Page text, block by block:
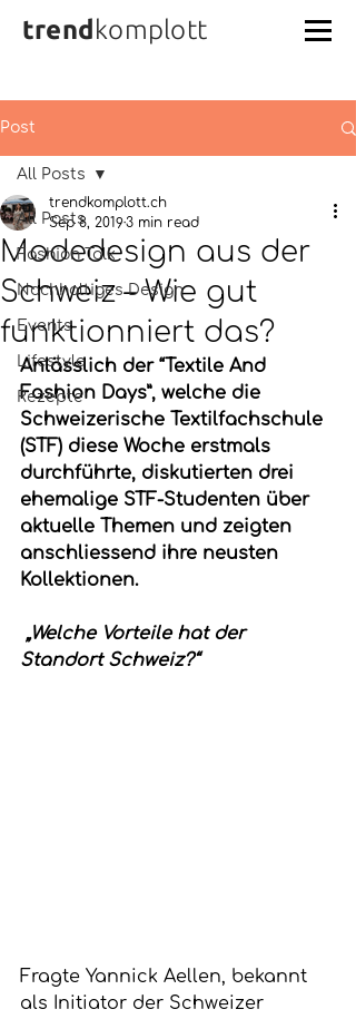
trend komplott
Post
All Posts
Fashion Talk
Nachhaltiges Design
Events
Lifestyle
Rezepte
All Posts
Modedesign aus der
Schweiz – Wie gut
funktionniert das?
trendkomplott.ch
Sep 8, 20193 min read
Anlässlich der “Textile And
Fashion Days”, welche die
Schweizerische Textilfachschule
(STF) diese Woche erstmals
durchführte, diskutierten drei
ehemalige STF-Studenten über
aktuelle Themen und zeigten
anschliessend ihre neusten
Kollektionen.
„Welche Vorteile hat der
Standort Schweiz?“
Fragte Yannick Aellen, bekannt
als Initiator der Schweizer